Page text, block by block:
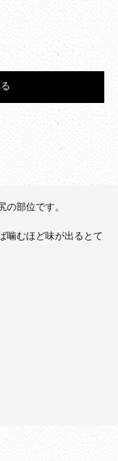
部位です。
噛むほど味が出るとて